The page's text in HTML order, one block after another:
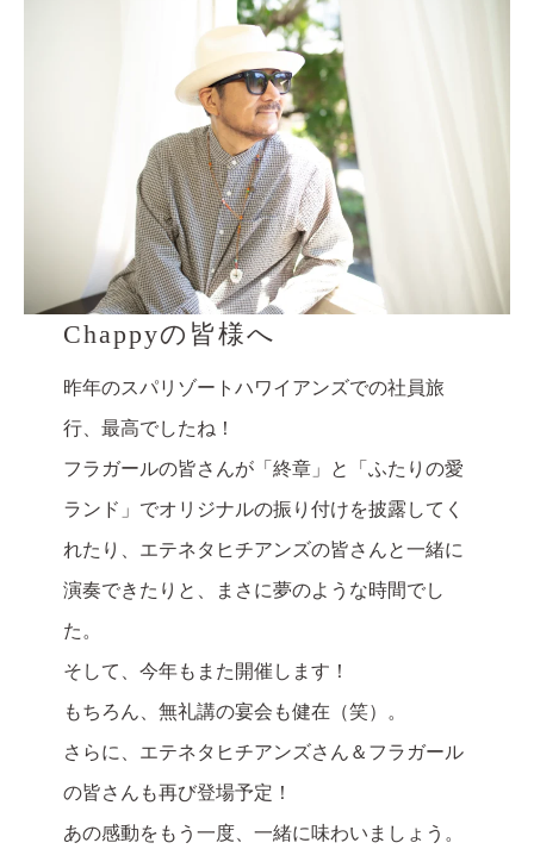
Chappyの皆様へ
昨年のスパリゾートハワイアンズでの社員旅
行、最高でしたね！
フラガールの皆さんが「終章」と「ふたりの愛
ランド」でオリジナルの振り付けを披露してく
れたり、エテネタヒチアンズの皆さんと一緒に
演奏できたりと、まさに夢のような時間でし
た。
そして、今年もまた開催します！
もちろん、無礼講の宴会も健在（笑）。
さらに、エテネタヒチアンズさん＆フラガール
の皆さんも再び登場予定！
あの感動をもう一度、一緒に味わいましょう。